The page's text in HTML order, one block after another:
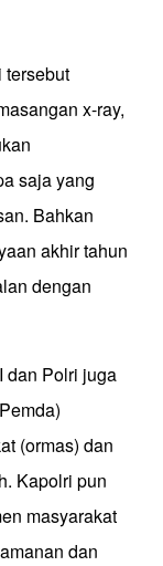
x-ray,
saja yang
Bahkan
akhir tahun
dengan
dan Polri juga
(ormas) dan
Kapolri pun
masyarakat
dan